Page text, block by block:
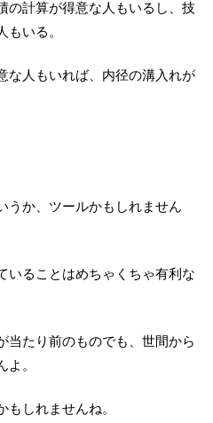
の計算が得意な人もいるし、技
もいる。
な人もいれば、内径の溝入れが
うか、ツールかもしれません
いることはめちゃくちゃ有利な
当たり前のものでも、世間から
よ。
しれませんね。